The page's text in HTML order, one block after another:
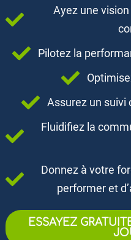
Ayez une
Pilotez la
Assurez un suivi
Fluidifiez la
Donnez à votre
performer et
ESSAYEZ